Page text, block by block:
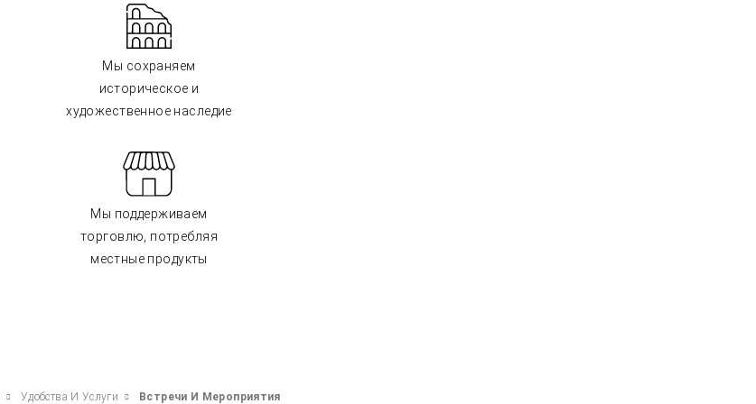
Мы сохраняем
историческое и
художественное наследие
Мы поддерживаем
торговлю, потребляя
местные продукты
Удобства И Услуги Встречи И Мероприятия